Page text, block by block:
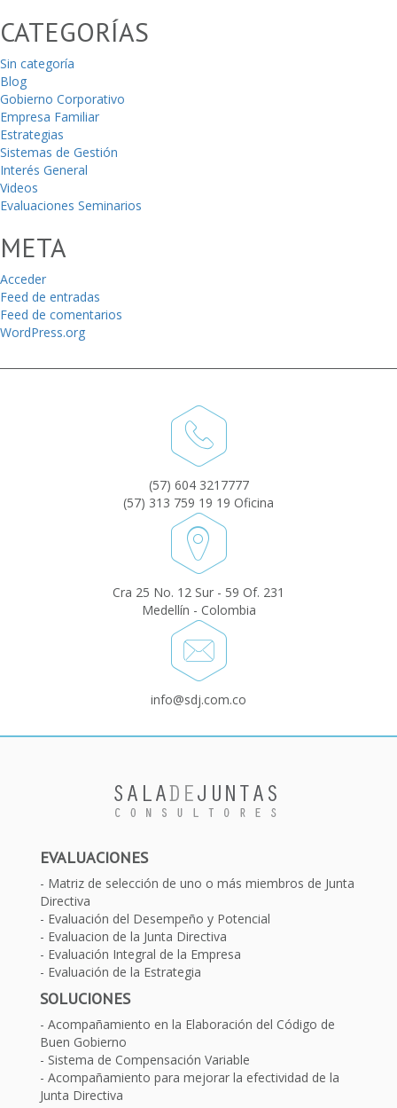
CATEGORÍAS
Sin categoría
Blog
Gobierno Corporativo
Empresa Familiar
Estrategias
Sistemas de Gestión
Interés General
Videos
Evaluaciones Seminarios
META
Acceder
Feed de entradas
Feed de comentarios
WordPress.org
(57) 604 3217777
(57) 313 759 19 19 Oficina
Cra 25 No. 12 Sur - 59 Of. 231
Medellín - Colombia
info@sdj.com.co
EVALUACIONES
Matriz de selección de uno o más miembros de Junta
Directiva
Evaluación del Desempeño y Potencial
Evaluacion de la Junta Directiva
Evaluación Integral de la Empresa
Evaluación de la Estrategia
SOLUCIONES
Acompañamiento en la Elaboración del Código de
Buen Gobierno
Sistema de Compensación Variable
Acompañamiento para mejorar la efectividad de la
Junta Directiva